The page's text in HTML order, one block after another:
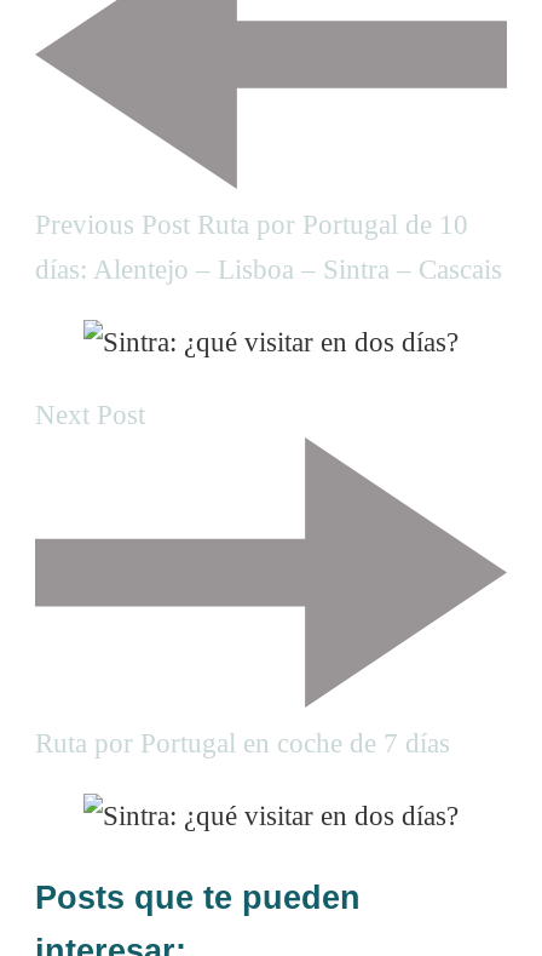
N
a
i
o
Previous Post Ruta por Portugal de 10
días: Alentejo – Lisboa – Sintra – Cascais
Next Post
Ruta por Portugal en coche de 7 días
Posts que te pueden